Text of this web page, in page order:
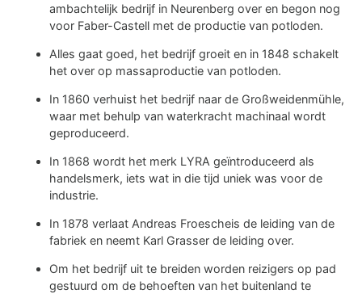
ambachtelijk bedrijf in Neurenberg over en begon nog
voor Faber-Castell met de productie van potloden.
Alles gaat goed, het bedrijf groeit en in 1848 schakelt
het over op massaproductie van potloden.
In 1860 verhuist het bedrijf naar de Großweidenmühle,
waar met behulp van waterkracht machinaal wordt
geproduceerd.
In 1868 wordt het merk LYRA geïntroduceerd als
handelsmerk, iets wat in die tijd uniek was voor de
industrie.
In 1878 verlaat Andreas Froescheis de leiding van de
fabriek en neemt Karl Grasser de leiding over.
Om het bedrijf uit te breiden worden reizigers op pad
gestuurd om de behoeften van het buitenland te